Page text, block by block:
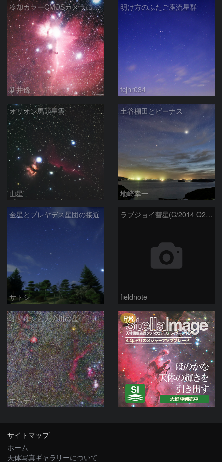
冷却カラーCMOSカメラによる馬頭星雲
新井優
明け方のふたご座流星群
fcjhr034
オリオン馬頭星雲
山星
土谷棚田とビーナス
地崎幸一
金星とプレヤデス星団の接近
サトシ
ラブジョイ彗星(C/2014 Q2)とオリオン
fieldnote
オリオンと天の川の星
エムティ
PR
サイトマップ
ホーム
天体写真ギャラリーについて